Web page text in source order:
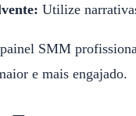
Utilize
SMM
e mais engajado.